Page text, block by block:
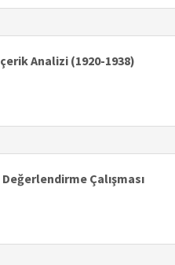
Analizi (1920-1938)
Çalışması